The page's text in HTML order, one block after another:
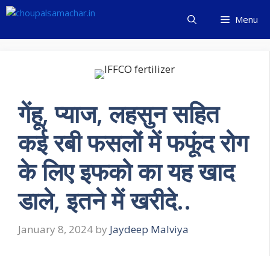
Skip
content
Menu
गेंहू, प्याज, लहसुन सहित
कई रबी फसलों में फफूंद रोग
के लिए इफको का यह खाद
डाले, इतने में खरीदे..
January 8, 2024 by Jaydeep Malviya